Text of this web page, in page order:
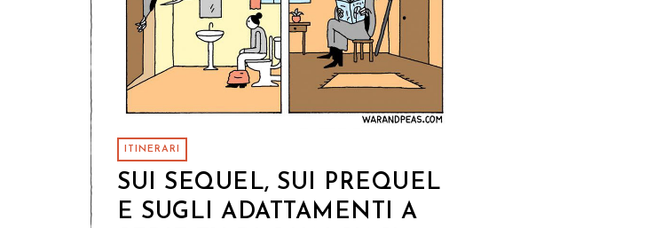
ITINERARI
SUI SEQUEL, SUI PREQUEL
E SUGLI ADATTAMENTI A